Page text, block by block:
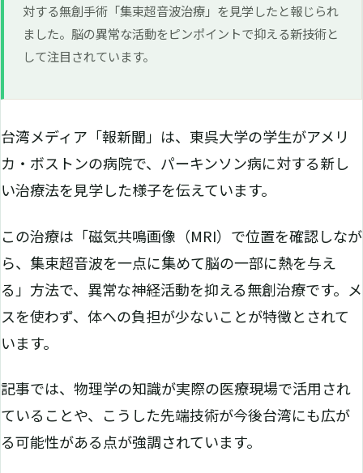
対する無創手術「集束超音波治療」を見学したと報じられ
ました。脳の異常な活動をピンポイントで抑える新技術と
して注目されています。
台湾メディア「報新聞」は、東呉大学の学生がアメリ
カ・ボストンの病院で、パーキンソン病に対する新し
い治療法を見学した様子を伝えています。
この治療は「磁気共鳴画像（MRI）で位置を確認しなが
ら、集束超音波を一点に集めて脳の一部に熱を与え
る」方法で、異常な神経活動を抑える無創治療です。メ
スを使わず、体への負担が少ないことが特徴とされて
います。
記事では、物理学の知識が実際の医療現場で活用され
ていることや、こうした先端技術が今後台湾にも広が
る可能性がある点が強調されています。